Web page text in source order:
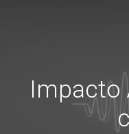
Impacto